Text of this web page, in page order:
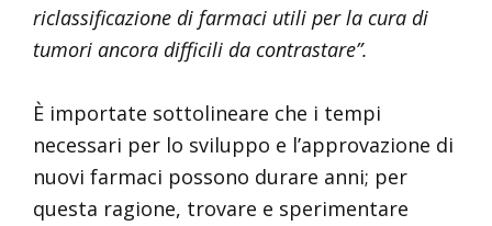
riclassificazione di farmaci utili per la cura di
tumori ancora difficili da contrastare”.
È importate sottolineare che i tempi
necessari per lo sviluppo e l’approvazione di
nuovi farmaci possono durare anni; per
questa ragione, trovare e sperimentare